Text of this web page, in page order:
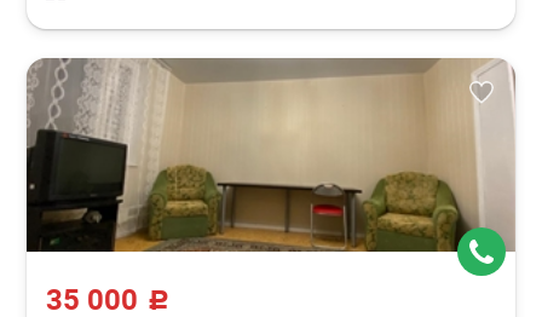
35 000 c